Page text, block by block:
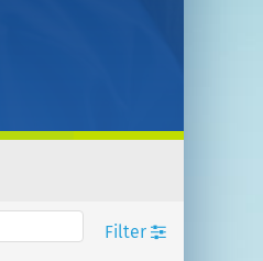
Filter